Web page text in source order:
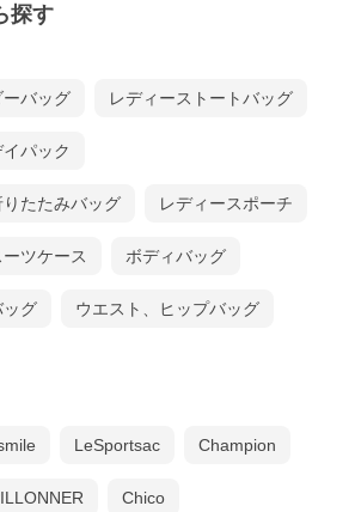
探す
ーバッグ レディーストートバッグ
パック
たたみバッグ レディースポーチ
ツケース ボディバッグ
ッグ ウエスト、ヒップバッグ
LeSportsac Champion
Chico